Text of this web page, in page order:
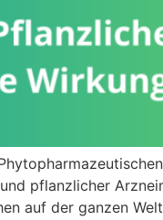
pflanzlicher
auf der ganzen